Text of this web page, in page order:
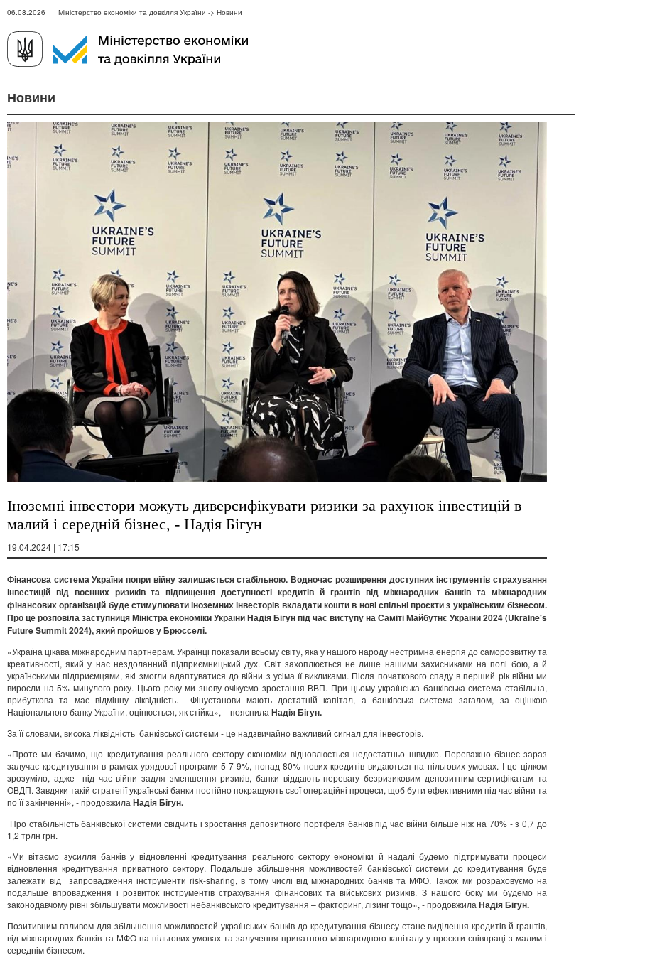
06.08.2026 Міністерство економіки та довкілля України -> Новини
Новини
Іноземні інвестори можуть диверсифікувати ризики за рахунок інвестицій в
малий і середній бізнес, - Надія Бігун
19.04.2024 | 17:15
Фінансова система України попри війну залишається стабільною. Водночас розширення доступних інструментів страхування
інвестицій від воєнних ризиків та підвищення доступності кредитів й грантів від міжнародних банків та міжнародних
фінансових організацій буде стимулювати іноземних інвесторів вкладати кошти в нові спільні проєкти з українським бізнесом.
Про це розповіла заступниця Міністра економіки України Надія Бігун під час виступу на Саміті Майбутнє України 2024 (Ukraine's
Future Summit 2024), який пройшов у Брюсселі.
«Україна цікава міжнародним партнерам. Українці показали всьому світу, яка у нашого народу нестримна енергія до саморозвитку та
креативності, який у нас нездоланний підприємницький дух. Світ захоплюється не лише нашими захисниками на полі бою, а й
українськими підприємцями, які змогли адаптуватися до війни з усіма її викликами. Після початкового спаду в перший рік війни ми
виросли на 5% минулого року. Цього року ми знову очікуємо зростання ВВП. При цьому українська банківська система стабільна,
прибуткова та має відмінну ліквідність. Фінустанови мають достатній капітал, а банківська система загалом, за оцінкою
Національного банку України, оцінюється, як стійка», - пояснила Надія Бігун.
За її словами, висока ліквідність банківської системи - це надзвичайно важливий сигнал для інвесторів.
«Проте ми бачимо, що кредитування реального сектору економіки відновлюється недостатньо швидко. Переважно бізнес зараз
залучає кредитування в рамках урядової програми 5-7-9%, понад 80% нових кредитів видаються на пільгових умовах. І це цілком
зрозуміло, адже під час війни задля зменшення ризиків, банки віддають перевагу безризиковим депозитним сертифікатам та
ОВДП. Завдяки такій стратегії українські банки постійно покращують свої операційні процеси, щоб бути ефективними під час війни та
по її закінченні», - продовжила Надія Бігун.
Про стабільність банківської системи свідчить і зростання депозитного портфеля банків під час війни більше ніж на 70% - з 0,7 до
1,2 трлн грн.
«Ми вітаємо зусилля банків у відновленні кредитування реального сектору економіки й надалі будемо підтримувати процеси
відновлення кредитування приватного сектору. Подальше збільшення можливостей банківської системи до кредитування буде
залежати від запровадження інструменти risk-sharing, в тому числі від міжнародних банків та МФО. Також ми розраховуємо на
подальше впровадження і розвиток інструментів страхування фінансових та військових ризиків. З нашого боку ми будемо на
законодавчому рівні збільшувати можливості небанківського кредитування – факторинг, лізинг тощо», - продовжила Надія Бігун.
Позитивним впливом для збільшення можливостей українських банків до кредитування бізнесу стане виділення кредитів й грантів,
від міжнародних банків та МФО на пільгових умовах та залучення приватного міжнародного капіталу у проєкти співпраці з малим і
середнім бізнесом.